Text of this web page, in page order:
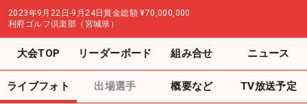
2023年9月22日-9月24日賞金総額 ¥70,000,000
利府ゴルフ倶楽部（宮城県）
大会TOP リーダーボード 組み合せ ニュース
ライブフォト 出場選手 概要など TV放送予定